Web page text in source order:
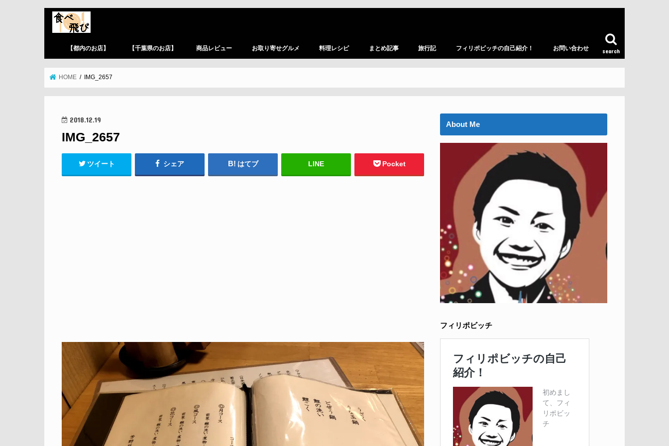
search
【都内のお店】 【千葉県のお店】 商品レビュー お取り寄せグルメ 料理レシピ まとめ記事 旅行記 フィリポビッチの自己紹介！ お問い合わせ
HOME IMG_2657
2018.12.19
IMG_2657
ツイート シェア はてブ LINE Pocket
About Me
フィリポビッチ